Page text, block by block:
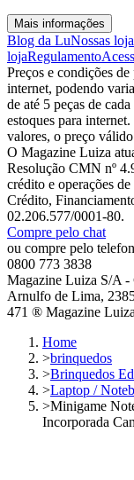
Mais informações
Blog da LuNossas
lojaRegulamento
Preços e condições
internet, podendo
de até 5 peças de
estoques para
valores, o preço
O Magazine Luiza
Resolução CMN nº
crédito e operações
Crédito,
02.206.577/0001-80.
Compre pelo chat
ou compre pelo
0800 773 3838
Magazine Luiza S/A -
Arnulfo de Lima,
471 ® Magazine
Home
>brinquedos
>Brinquedos
>Laptop /
>Minigame
Incorporada